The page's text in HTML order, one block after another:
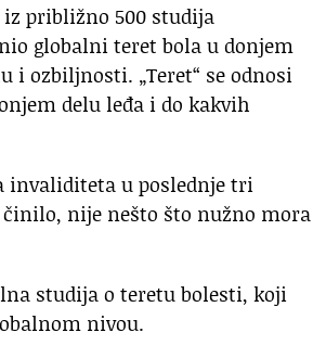
iz približno 500 studija
globalni teret bola u donjem
i ozbiljnosti. „Teret“ se odnosi
delu leđa i do kakvih
invaliditeta u poslednje tri
nije nešto što nužno mora
studija o teretu bolesti, koji
nivou.